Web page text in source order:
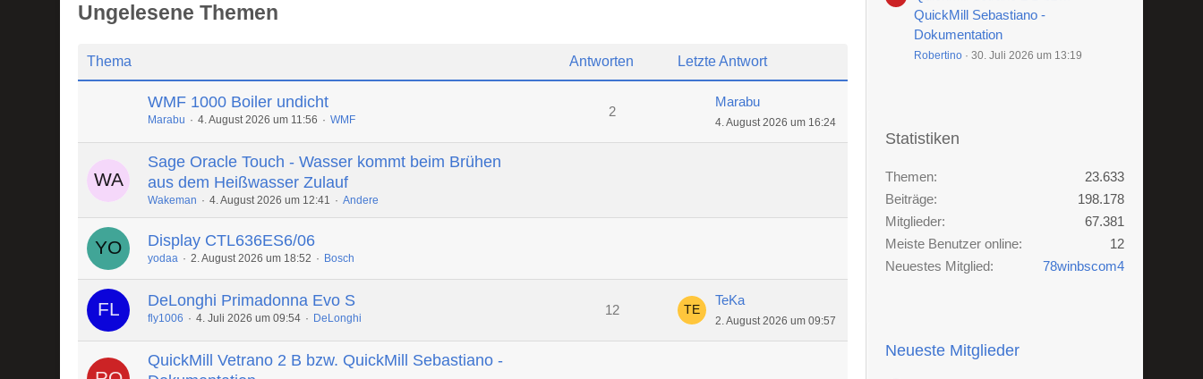
Ungelesene Themen
Thema Antworten Letzte Antwort
WMF 1000 Boiler undicht
Marabu 4. August 2026 um 11:56 WMF
2
Marabu
4. August 2026 um 16:24
Sage Oracle Touch - Wasser kommt beim Brühen
aus dem Heißwasser Zulauf
Wakeman 4. August 2026 um 12:41 Andere
Display CTL636ES6/06
yodaa 2. August 2026 um 18:52 Bosch
DeLonghi Primadonna Evo S
fly1006 4. Juli 2026 um 09:54 DeLonghi
12
TeKa
2. August 2026 um 09:57
QuickMill Vetrano 2 B bzw. QuickMill Sebastiano -
QuickMill Sebastiano -
Dokumentation
Robertino 30. Juli 2026 um 13:19
Statistiken
Themen
23.633
Beiträge
198.178
Mitglieder
67.381
Meiste Benutzer online
12
Neuestes Mitglied
78winbscom4
Neueste Mitglieder